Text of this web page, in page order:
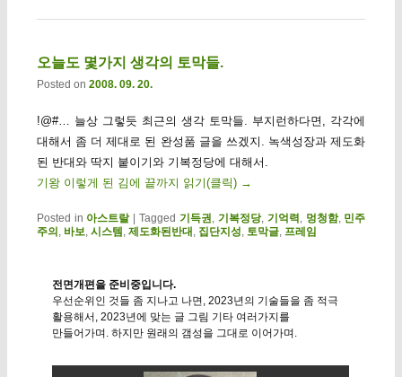
오늘도 몇가지 생각의 토막들.
Posted on 2008. 09. 20.
!@#… 늘상 그렇듯 최근의 생각 토막들. 부지런하다면, 각각에
대해서 좀 더 제대로 된 완성품 글을 쓰겠지. 녹색성장과 제도화
된 반대와 딱지 붙이기와 기복정당에 대해서.
기왕 이렇게 된 김에 끝까지 읽기(클릭) →
Posted in 아스트랄 |Tagged 기득권, 기복정당, 기억력, 멍청함, 민주
주의, 바보, 시스템, 제도화된반대, 집단지성, 토막글, 프레임
전면개편을 준비중입니다.
우선순위인 것들 좀 지나고 나면, 2023년의 기술들을 좀 적극
활용해서, 2023년에 맞는 글 그림 기타 여러가지를
만들어가며. 하지만 원래의 갬성을 그대로 이어가며.